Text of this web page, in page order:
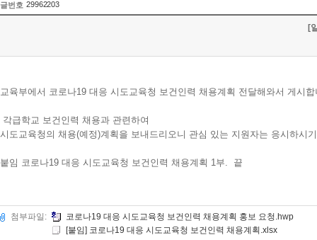
글번호 29962203
[
교육부에서 코로나19 대응 시도교육청 보건인력 채용계획 전달해와서 게시
각급학교 보건인력 채용과 관련하여
시도교육청의 채용(예정)계획을 보내드리오니 관심 있는 지원자는 응시하시
붙임 코로나19 대응 시도교육청 보건인력 채용계획 1부. 끝
첨부파일:
코로나19 대응 시도교육청 보건인력 채용계획 홍보 요청.hwp
[붙임] 코로나19 대응 시도교육청 보건인력 채용계획.xlsx